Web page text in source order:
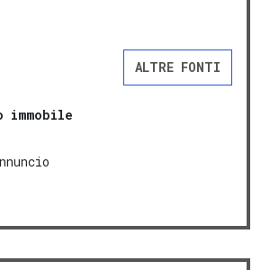
ALTRE FONTI
immobile